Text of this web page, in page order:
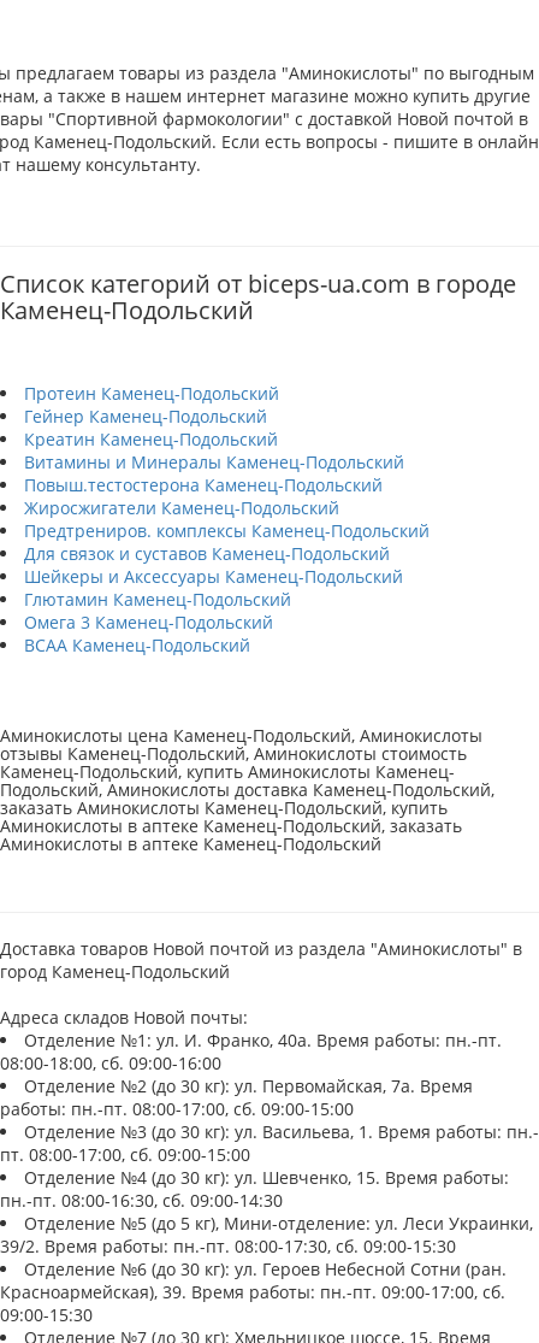
предлагаем товары из раздела "Аминокислоты" по выгодным
а также в нашем интернет магазине можно купить другие
"Спортивной фармокологии" с доставкой Новой почтой в
Каменец-Подольский. Если есть вопросы - пишите в онлайн
нашему консультанту.
Список категорий от biceps-ua.com в городе
Каменец-Подольский
Протеин Каменец-Подольский
Гейнер Каменец-Подольский
Креатин Каменец-Подольский
Витамины и Минералы Каменец-Подольский
Повыш.тестостерона Каменец-Подольский
Жиросжигатели Каменец-Подольский
Предтрениров. комплексы Каменец-Подольский
Для связок и суставов Каменец-Подольский
Шейкеры и Аксессуары Каменец-Подольский
Глютамин Каменец-Подольский
Омега 3 Каменец-Подольский
BCAA Каменец-Подольский
Аминокислоты цена Каменец-Подольский, Аминокислоты
отзывы Каменец-Подольский, Аминокислоты стоимость
Каменец-Подольский, купить Аминокислоты Каменец-
Подольский, Аминокислоты доставка Каменец-Подольский,
заказать Аминокислоты Каменец-Подольский, купить
Аминокислоты в аптеке Каменец-Подольский, заказать
Аминокислоты в аптеке Каменец-Подольский
Доставка товаров Новой почтой из раздела "Аминокислоты" в
город Каменец-Подольский
Адреса складов Новой почты:
Отделение №1: ул. И. Франко, 40а. Время работы: пн.-пт.
08:00-18:00, сб. 09:00-16:00
Отделение №2 (до 30 кг): ул. Первомайская, 7а. Время
работы: пн.-пт. 08:00-17:00, сб. 09:00-15:00
Отделение №3 (до 30 кг): ул. Васильева, 1. Время работы: пн.-
пт. 08:00-17:00, сб. 09:00-15:00
Отделение №4 (до 30 кг): ул. Шевченко, 15. Время работы:
пн.-пт. 08:00-16:30, сб. 09:00-14:30
Отделение №5 (до 5 кг), Мини-отделение: ул. Леси Украинки,
39/2. Время работы: пн.-пт. 08:00-17:30, сб. 09:00-15:30
Отделение №6 (до 30 кг): ул. Героев Небесной Сотни (ран.
Красноармейская), 39. Время работы: пн.-пт. 09:00-17:00, сб.
09:00-15:30
Отделение №7 (до 30 кг): Хмельницкое шоссе, 15. Время